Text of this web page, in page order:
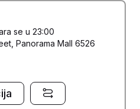
se u 23:00
Panorama Mall 6526